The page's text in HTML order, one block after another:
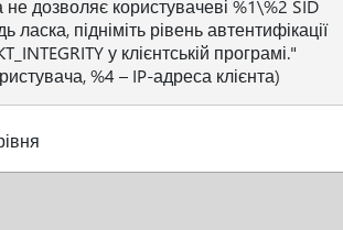
не дозволяє користувачеві %1\%2 SID
підніміть рівень автентифікації
у клієнтській програмі."
%4 – IP-адреса клієнта)